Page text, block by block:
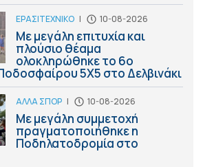
ΕΡΑΣΙΤΕΧΝΙΚΟ | 10-08-2026
Με μεγάλη επιτυχία και
πλούσιο θέαμα
ολοκληρώθηκε το 6ο
5Χ5 στο Δελβινάκι
ΑΛΛΑ ΣΠΟΡ | 10-08-2026
Με μεγάλη συμμετοχή
πραγματοποιήθηκε η
Ποδηλατοδρομία στο